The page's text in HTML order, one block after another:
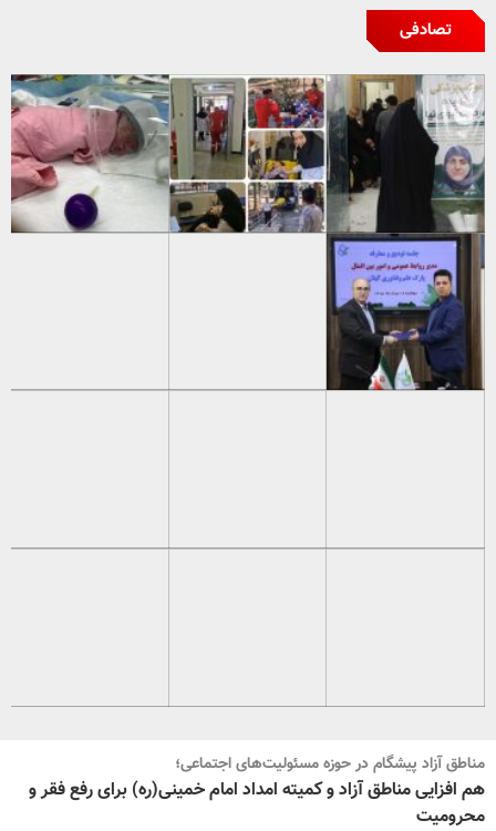
تصادفی
مناطق آزاد پیشگام در حوزه مسئولیت‌های اجتماعی؛
هم افزایی مناطق آزاد و کمیته امداد امام خمینی(ره) برای رفع فقر و
محرومیت